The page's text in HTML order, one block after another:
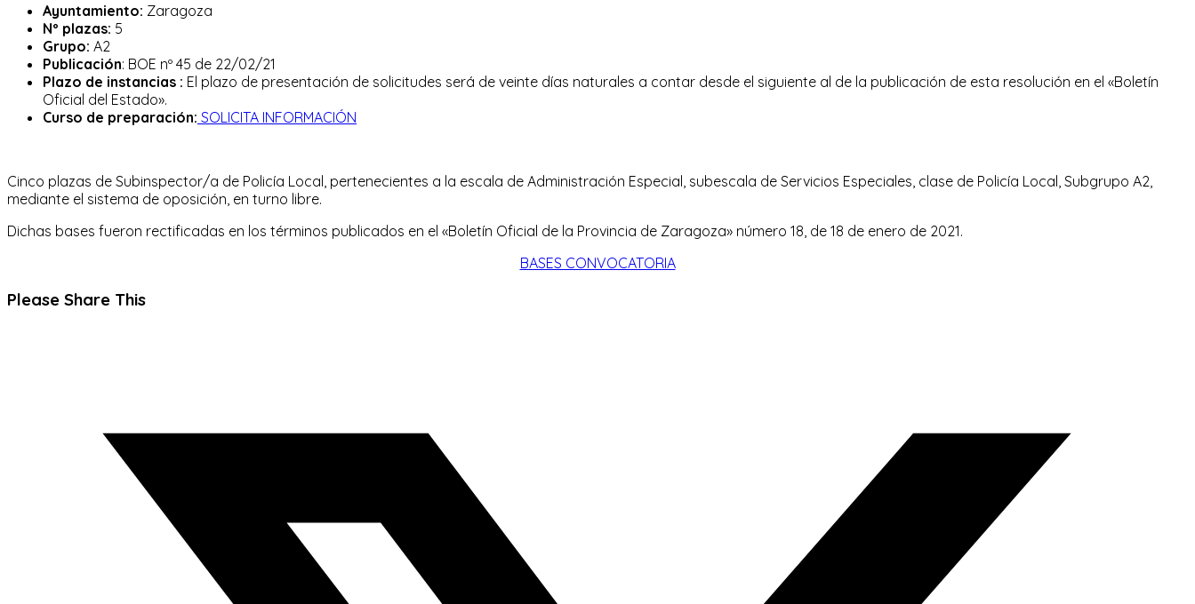
entrada:
la
entrada:
Ayuntamiento: Zaragoza
Nº plazas: 5
Grupo: A2
Publicación: BOE nº 45 de 22/02/21
Plazo de instancias : El plazo de presentación de solicitudes será de veinte días naturales a contar desde el siguiente al de la publicación de esta resolución en el «Boletín
Oficial del Estado».
Curso de preparación: SOLICITA INFORMACIÓN
Cinco plazas de Subinspector/a de Policía Local, pertenecientes a la escala de Administración Especial, subescala de Servicios Especiales, clase de Policía Local, Subgrupo A2,
mediante el sistema de oposición, en turno libre.
Dichas bases fueron rectificadas en los términos publicados en el «Boletín Oficial de la Provincia de Zaragoza» número 18, de 18 de enero de 2021.
BASES CONVOCATORIA
Please Share ThisCompartir